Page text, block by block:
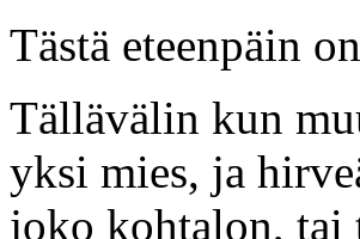
Tästä eteenpäin
Tällävälin kun
yksi mies, ja
joko kohtalon, tai